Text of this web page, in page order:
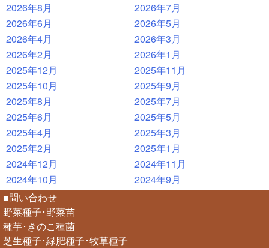
2026年8月
2026年7月
2026年6月
2026年5月
2026年4月
2026年3月
2026年2月
2026年1月
2025年12月
2025年11月
2025年10月
2025年9月
2025年8月
2025年7月
2025年6月
2025年5月
2025年4月
2025年3月
2025年2月
2025年1月
2024年12月
2024年11月
2024年10月
2024年9月
■問い合わせ
野菜種子･野菜苗
種芋･きのこ種菌
芝生種子･緑肥種子･牧草種子